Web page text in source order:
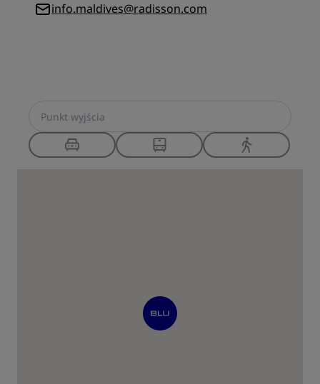
info.maldives@radisson.com